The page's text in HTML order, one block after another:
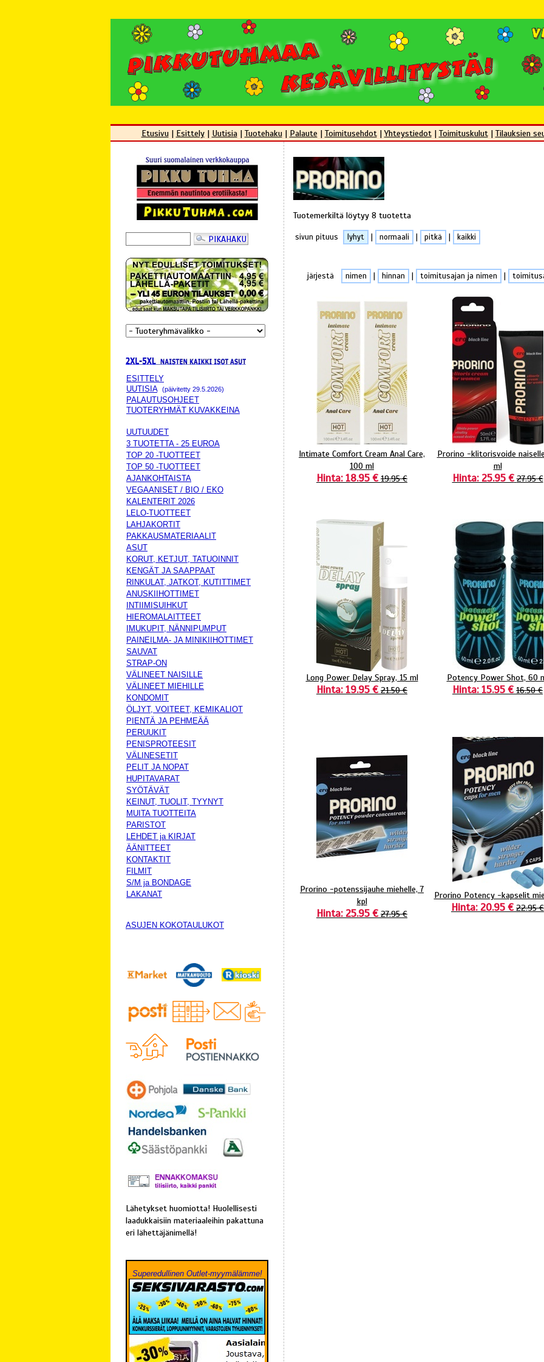
Etusivu| Esittely| Uutisia| Tuotehaku| Palaute | Toimitusehdot|Yhteystiedot| Toimituskulut| Tilauksien
ESITTELY
UUTISIA
(päivitetty 29.5.2026)
PALAUTUSOHJEET
TUOTERYHMÄT KUVAKKEINA
UUTUUDET
3 TUOTETTA - 25 EUROA
TOP 20 -TUOTTEET
TOP 50 -TUOTTEET
AJANKOHTAISTA
VEGAANISET / BIO / EKO
KALENTERIT 2026
LELO-TUOTTEET
LAHJAKORTIT
PAKKAUSMATERIAALIT
ASUT
KORUT, KETJUT, TATUOINNIT
KENGÄT JA SAAPPAAT
RINKULAT, JATKOT, KUTITTIMET
ANUSKIIHOTTIMET
INTIIMISUIHKUT
HIEROMALAITTEET
IMUKUPIT, NÄNNIPUMPUT
PAINEILMA- JA MINIKIIHOTTIMET
SAUVAT
STRAP-ON
VÄLINEET NAISILLE
VÄLINEET MIEHILLE
KONDOMIT
ÖLJYT, VOITEET, KEMIKALIOT
PIENTÄ JA PEHMEÄÄ
PERUUKIT
PENISPROTEESIT
VÄLINESETIT
PELIT JA NOPAT
HUPITAVARAT
SYÖTÄVÄT
KEINUT, TUOLIT, TYYNYT
MUITA TUOTTEITA
PARISTOT
LEHDET ja KIRJAT
ÄÄNITTEET
KONTAKTIT
FILMIT
S/M ja BONDAGE
LAKANAT
ASUJEN KOKOTAULUKOT
Lähetykset huomiotta! Huolellisesti
laadukkaisiin materiaaleihin pakattuna
eri lähettäjänimellä!
Superedullinen Outlet-myymälämme!
Tuotemerkiltä löytyy 8 tuotetta
sivun pituus lyhyt normaali pitkä kaikki
järjestä nimen hinnan toimitusajan ja nimen
Intimate Comfort Cream Anal Care,
100 ml
Hinta: 18.95 € 19.95 €
Prorino -klitorisvoide
ml
Hinta: 25.95 € 27.95 €
Long Power Delay Spray, 15 ml
Hinta: 19.95 € 21.50 €
Potency Power Shot, 60
Hinta: 15.95 € 16.50 €
Prorino -potenssijauhe miehelle, 7
kpl
Hinta: 25.95 € 27.95 €
Prorino Potency -kapselit
Hinta: 20.95 € 22.95 €